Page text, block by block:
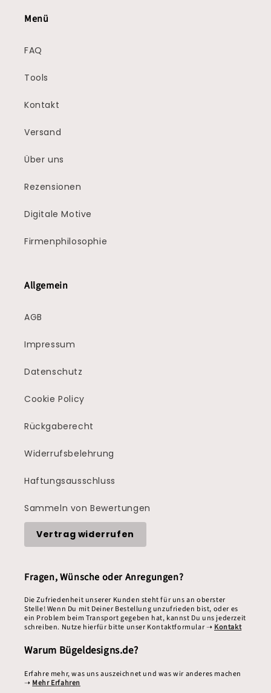
Menü
FAQ
Tools
Kontakt
Versand
Über uns
Rezensionen
Digitale Motive
Firmenphilosophie
Allgemein
AGB
Impressum
Datenschutz
Cookie Policy
Rückgaberecht
Widerrufsbelehrung
Haftungsausschluss
Sammeln von Bewertungen
Vertrag widerrufen
Fragen, Wünsche oder Anregungen?
Die Zufriedenheit unserer Kunden steht für uns an oberster
Stelle! Wenn Du mit Deiner Bestellung unzufrieden bist, oder es
ein Problem beim Transport gegeben hat, kannst Du uns jederzeit
schreiben. Nutze hierfür bitte unser Kontaktformular ➝ Kontakt
Warum Bügeldesigns.de?
Erfahre mehr, was uns auszeichnet und was wir anderes machen
➝ Mehr Erfahren